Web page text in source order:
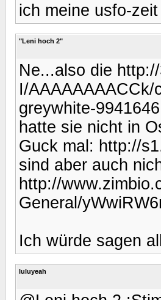
ich meine usfo-
"Leni hoch 2"
Ne...also die
I/AAAAAAAACCk/
greywhite-
hatte sie nicht in
Guck mal: http://
sind aber auch
http://
General/
Ich würde sagen
luluyeah